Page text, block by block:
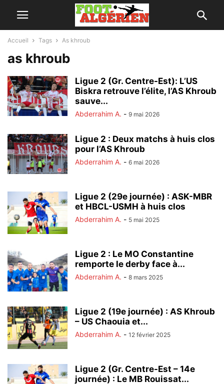
Accueil Tags As khroub
as khroub
Ligue 2 (Gr. Centre-Est): L’US
Biskra retrouve l’élite, l’AS Khroub
sauve...
Abderrahim A. - 9 mai 2026
Ligue 2 : Deux matchs à huis clos
pour l’AS Khroub
Abderrahim A. - 6 mai 2026
Ligue 2 (29e journée) : ASK-MBR
et HBCL-USMH à huis clos
Abderrahim A. - 5 mai 2025
Ligue 2 : Le MO Constantine
remporte le derby face à...
Abderrahim A. - 8 mars 2025
Ligue 2 (19e journée) : AS Khroub
– US Chaouia et...
Abderrahim A. - 12 février 2025
Ligue 2 (Gr. Centre-Est – 14e
journée) : Le MB Rouissat...